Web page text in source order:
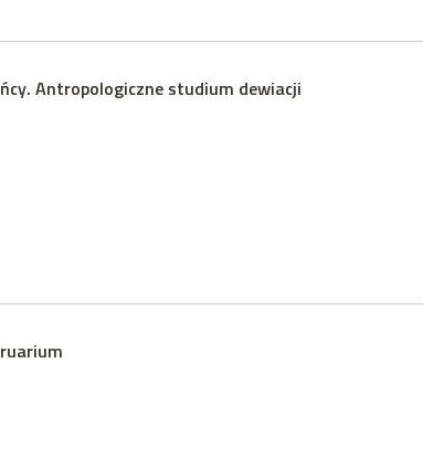
Antropologiczne studium dewiacji